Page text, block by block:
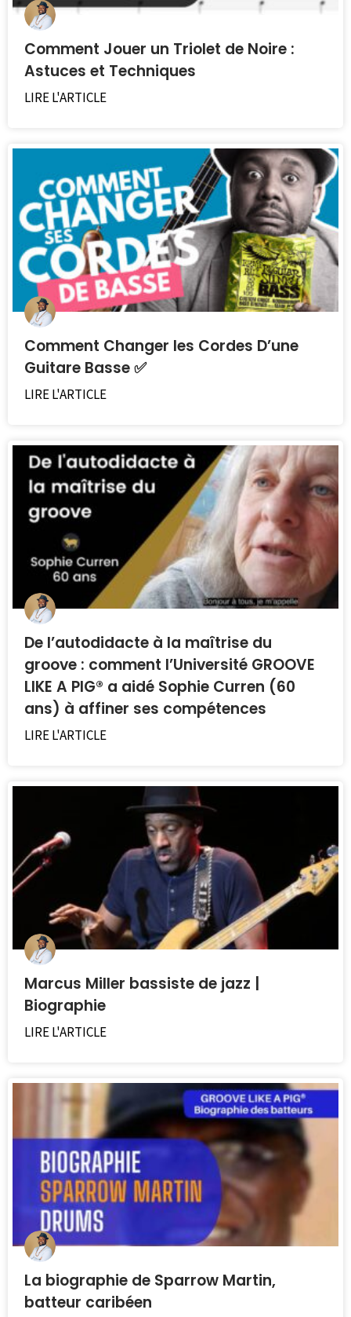
Comment Jouer un Triolet de Noire :
Astuces et Techniques
LIRE L'ARTICLE
Comment Changer les Cordes D’une
Guitare Basse ✅
LIRE L'ARTICLE
De l’autodidacte à la maîtrise du
groove : comment l’Université GROOVE
LIKE A PIG® a aidé Sophie Curren (60
ans) à affiner ses compétences
LIRE L'ARTICLE
Marcus Miller bassiste de jazz |
Biographie
LIRE L'ARTICLE
La biographie de Sparrow Martin,
batteur caribéen